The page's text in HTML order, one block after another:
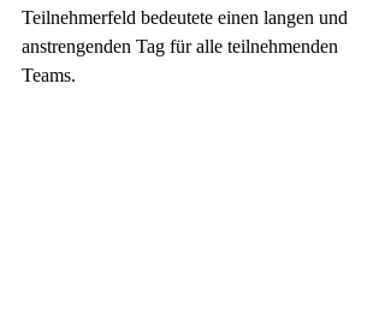
Teilnehmerfeld bedeutete einen langen und
anstrengenden Tag für alle teilnehmenden
Teams.